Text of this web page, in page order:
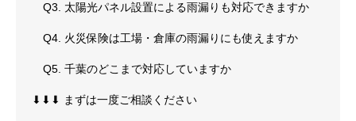
Q3. 太陽光パネル設置による雨漏りも対応できますか
Q4. 火災保険は工場・倉庫の雨漏りにも使えますか
Q5. 千葉のどこまで対応していますか
⬇︎⬇︎⬇︎ まずは一度ご相談ください